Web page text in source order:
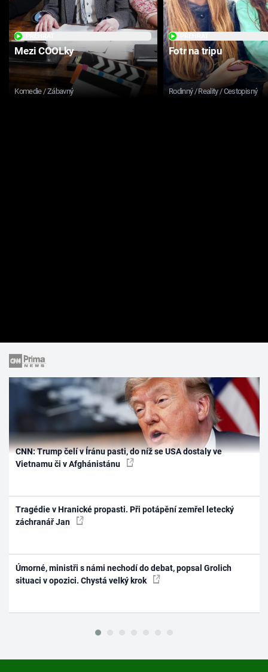
Mezi COOLky
Komedie / Zábavný
Fotr na tripu
Rodinný / Reality / Cestopisný
CNN: Trump čelí v Íránu pasti, do níž se USA dostaly ve
Vietnamu či v Afghánistánu
Tragédie v Hranické propasti. Při potápění zemřel letecký
záchranář Jan
Úmorné, ministři s námi nechodí do debat, popsal Grolich
situaci v opozici. Chystá velký krok